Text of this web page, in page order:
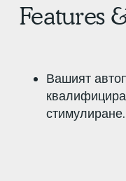
Features
Вашият
стимулиране.